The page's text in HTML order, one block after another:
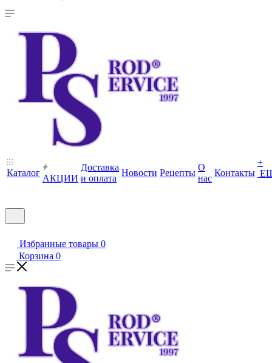
Каталог
АКЦИИ
Доставка
и оплата
Новости Рецепты
О
нас
Контакты
+
Избранные товары 0
Корзина 0